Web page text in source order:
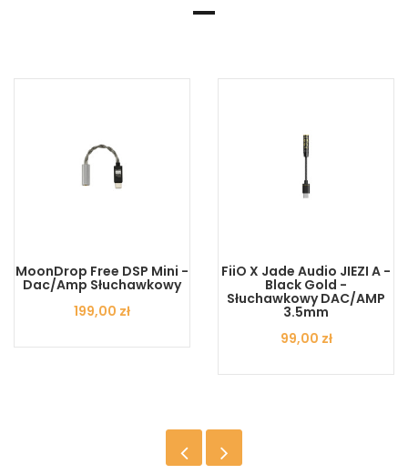
MoonDrop Free DSP Mini -
Dac/amp Słuchawkowy
Cena
199,00 zł
FiiO X Jade Audio JIEZI A -
Black Gold -
Słuchawkowy DAC/AMP
3.5mm
Cena
99,00 zł